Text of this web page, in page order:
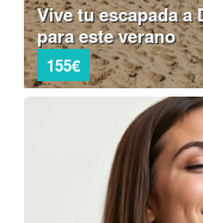
Vive tu escapada
para este verano
155€